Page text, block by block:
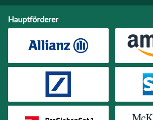
Hauptförderer